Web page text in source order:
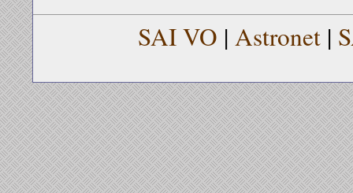
SAI VO | Astronet |